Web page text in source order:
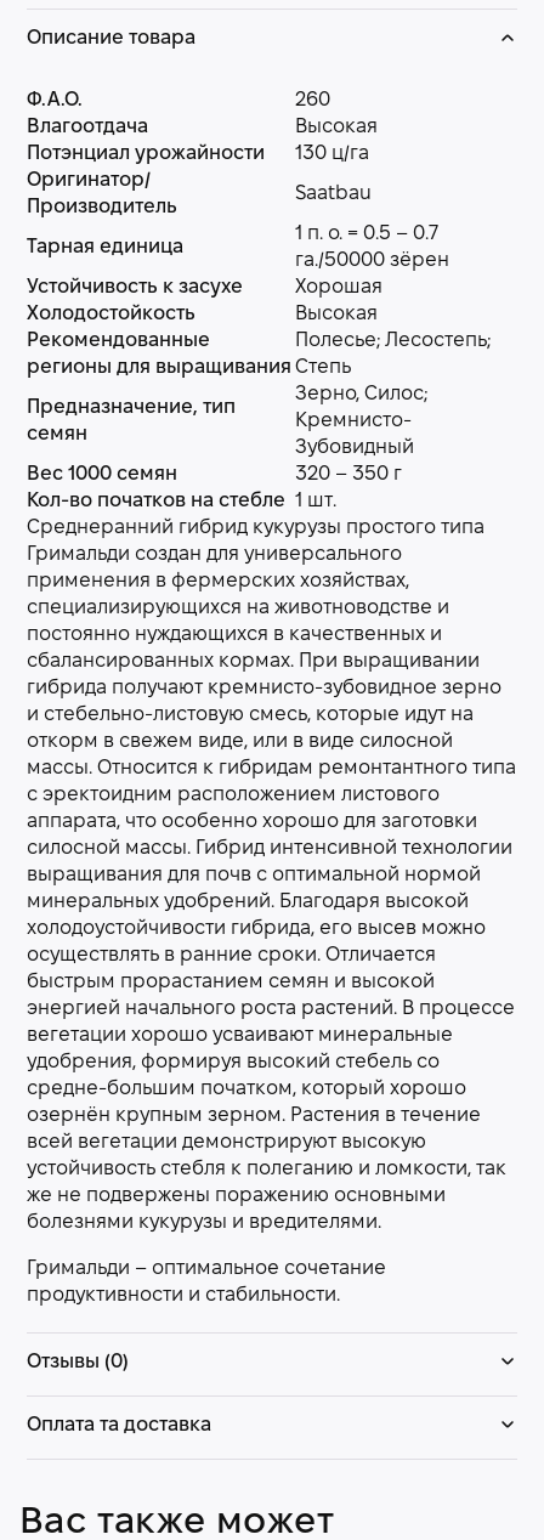
Описание товара
Ф.А.О.
260
Влагоотдача
Высокая
Потэнциал урожайности
130 ц/га
Оригинатор/
Производитель
Saatbau
Тарная единица
1 п. о. = 0.5 – 0.7
га./50000 зёрен
Устойчивость к засухе
Хорошая
Холодостойкость
Высокая
Рекомендованные
регионы для выращивания
Полесье; Лесостепь;
Степь
Предназначение, тип
семян
Зерно, Силос;
Кремнисто-
Зубовидный
Вес 1000 семян
320 – 350 г
Кол-во початков на стебле 1 шт.
Среднеранний гибрид кукурузы простого типа
Гримальди создан для универсального
применения в фермерских хозяйствах,
специализирующихся на животноводстве и
постоянно нуждающихся в качественных и
сбалансированных кормах. При выращивании
гибрида получают кремнисто-зубовидное зерно
и стебельно-листовую смесь, которые идут на
откорм в свежем виде, или в виде силосной
массы. Относится к гибридам ремонтантного типа
с эректоидним расположением листового
аппарата, что особенно хорошо для заготовки
силосной массы. Гибрид интенсивной технологии
выращивания для почв с оптимальной нормой
минеральных удобрений. Благодаря высокой
холодоустойчивости гибрида, его высев можно
осуществлять в ранние сроки. Отличается
быстрым прорастанием семян и высокой
энергией начального роста растений. В процессе
вегетации хорошо усваивают минеральные
удобрения, формируя высокий стебель со
средне-большим початком, который хорошо
озернён крупным зерном. Растения в течение
всей вегетации демонстрируют высокую
устойчивость стебля к полеганию и ломкости, так
же не подвержены поражению основными
болезнями кукурузы и вредителями.
Гримальди – оптимальное сочетание
продуктивности и стабильности.
Отзывы (0)
Оплата та доставка
Вас также может